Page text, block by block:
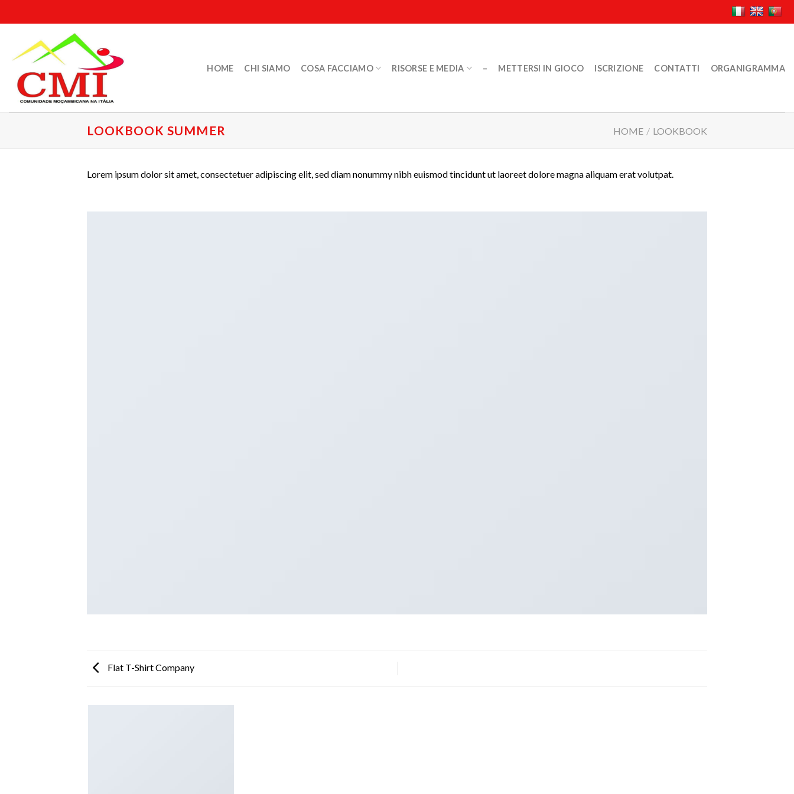
to
HOME CHI SIAMO COSA FACCIAMO RISORSE E MEDIA – METTERSI IN GIOCO ISCRIZIONE CONTATTI ORGANIGRAMMA
LOOKBOOK SUMMER HOME / LOOKBOOK
Lorem ipsum dolor sit amet, consectetuer adipiscing elit, sed diam nonummy nibh euismod tincidunt ut laoreet dolore magna aliquam erat volutpat.
Flat T-Shirt Company